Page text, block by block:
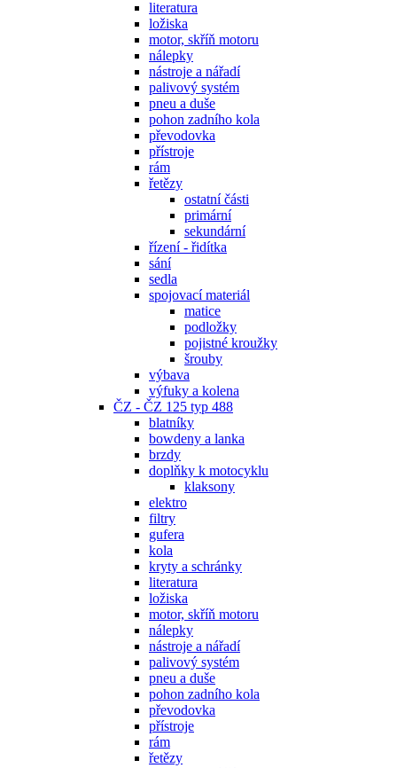
literatura
ložiska
motor, skříň motoru
nálepky
nástroje a nářadí
palivový systém
pneu a duše
pohon zadního kola
převodovka
přístroje
rám
řetězy
ostatní části
primární
sekundární
řízení - řidítka
sání
sedla
spojovací materiál
matice
podložky
pojistné kroužky
šrouby
výbava
výfuky a kolena
ČZ - ČZ 125 typ 488
blatníky
bowdeny a lanka
brzdy
doplňky k motocyklu
klaksony
elektro
filtry
gufera
kola
kryty a schránky
literatura
ložiska
motor, skříň motoru
nálepky
nástroje a nářadí
palivový systém
pneu a duše
pohon zadního kola
převodovka
přístroje
rám
řetězy